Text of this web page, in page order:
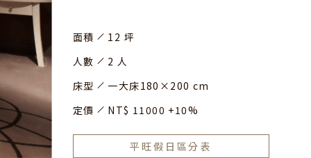
面積
12 坪
人數
2 人
床型
一大床180×200 cm
定價
NT$ 11000 +10%
平旺假日區分表